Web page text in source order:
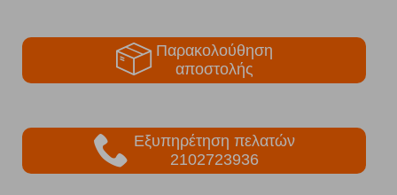
Παρακολούθηση
αποστολής
Εξυπηρέτηση πελατών
2102723936